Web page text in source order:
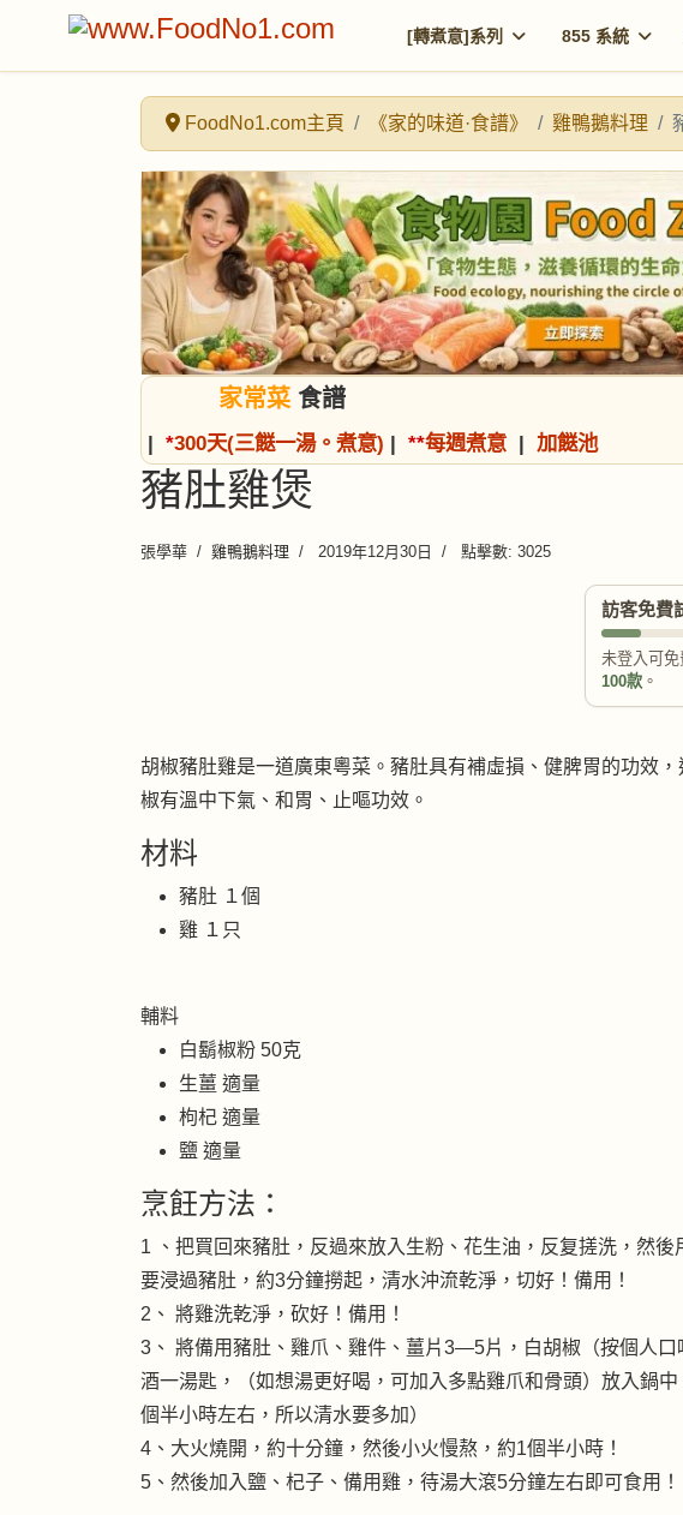
[轉煮意]系列 855 系統
FoodNo1.com主頁 《家的味道·食譜》 雞鴨鵝料理
家常菜 食譜
| *300天(三餸一湯。煮意) | **每週煮意 | 加餸池
豬肚雞煲
張學華 雞鴨鵝料理 2019年12月30日 點擊數: 3025
訪客免費
未登入可免
100款 。
胡椒豬肚雞是一道廣東粵菜。豬肚具有補虛損、健脾胃的功效
椒有溫中下氣、和胃、止嘔功效。
材料
豬肚 １個
雞 １只
輔料
白鬍椒粉 50克
生薑 適量
枸杞 適量
鹽 適量
烹飪方法：
1 、把買回來豬肚，反過來放入生粉、花生油，反复搓洗，然
要浸過豬肚，約3分鐘撈起，清水沖流乾淨，切好！備用！
2、 將雞洗乾淨，砍好！備用！
3、 將備用豬肚、雞爪、雞件、薑片3—5片，白胡椒（按個人
酒一湯匙，（如想湯更好喝，可加入多點雞爪和骨頭）放入鍋
個半小時左右，所以清水要多加）
4、 大火燒開，約十分鐘，然後小火慢熬，約1個半小時！
5、然後加入鹽、杞子、備用雞，待湯大滾5分鐘左右即可食用！